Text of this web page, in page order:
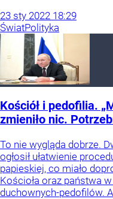
23 sty 2022 18:29
ŚwiatPolityka
Kościół i pedofilia.
zmieniło nic.
To nie wygląda dobrze.
ogłosił ułatwienie
papieskiej, co miało
Kościoła oraz państwa
duchownych-pedofilów.